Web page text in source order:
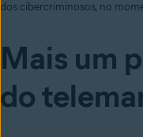
dos cibercriminosos, no
Mais um
do